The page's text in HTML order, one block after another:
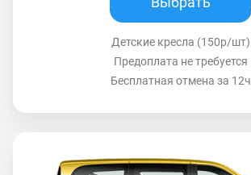
Детские кресла (150р/шт)
Предоплата не требуется
Бесплатная отмена за 12ч